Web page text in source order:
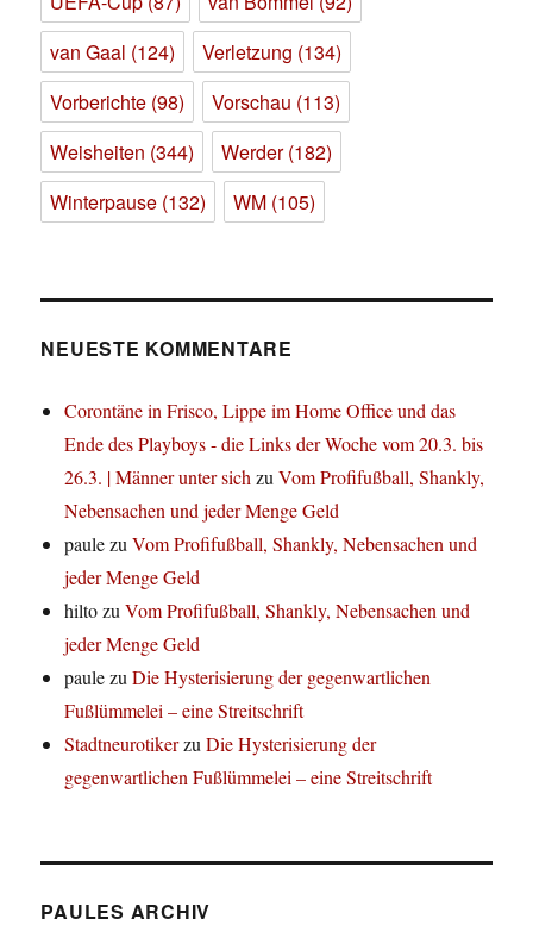
van Gaal (124) Verletzung (134)
Vorberichte (98) Vorschau (113)
Weisheiten (344) Werder(182)
Winterpause (132) WM (105)
NEUESTE KOMMENTARE
Corontäne in Frisco, Lippe im Home Office und das
Ende des Playboys - die Links der Woche vom 20.3. bis
26.3. | Männer unter sichzuVom Profifußball, Shankly,
Nebensachen und jeder Menge Geld
paulezuVom Profifußball, Shankly, Nebensachen und
jeder Menge Geld
hiltozuVom Profifußball, Shankly, Nebensachen und
jeder Menge Geld
paulezuDie Hysterisierung der gegenwartlichen
Fußlümmelei – eine Streitschrift
StadtneurotikerzuDie Hysterisierung der
gegenwartlichen Fußlümmelei – eine Streitschrift
PAULES ARCHIV